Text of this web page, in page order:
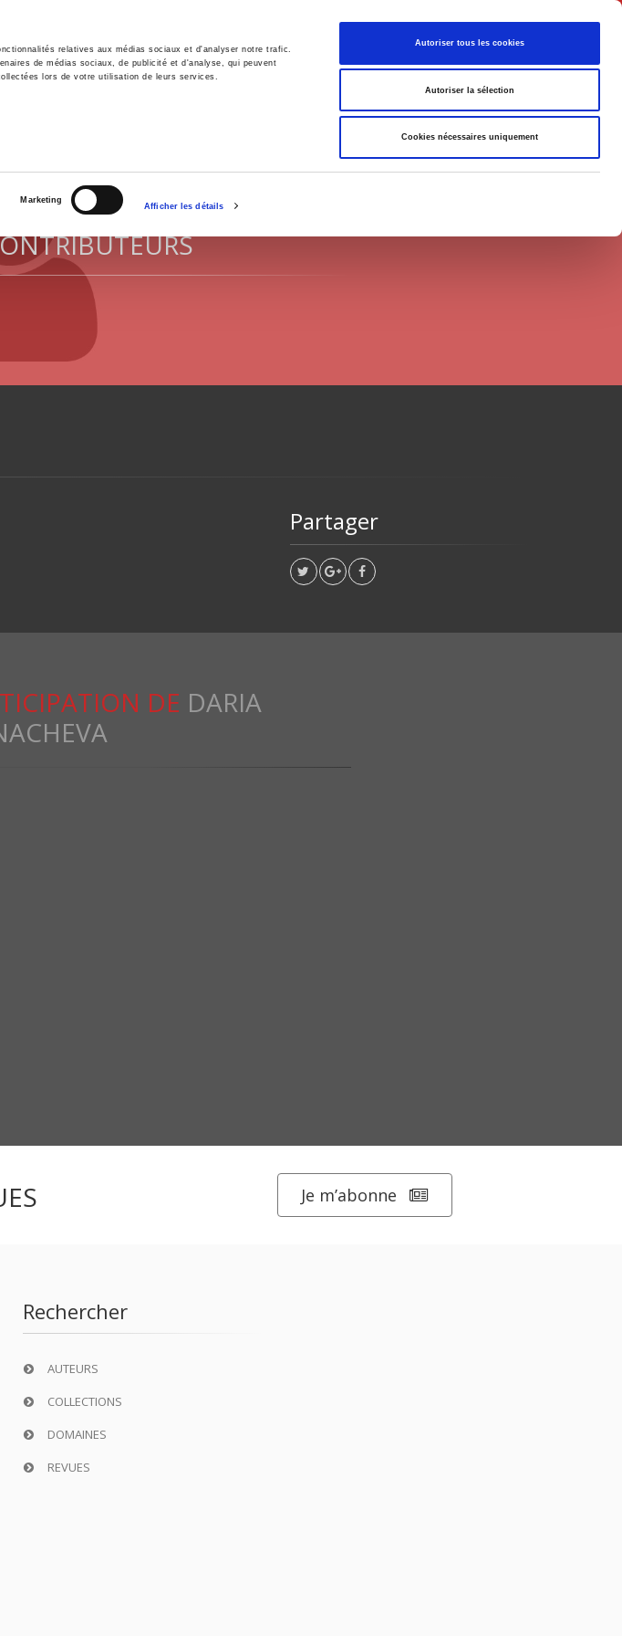
relatives aux médias sociaux et d'analyser notre trafic.
de médias sociaux, de publicité et d'analyse, qui peuvent
lors de votre utilisation de leurs services.
Marketing
Afficher les détails
Autoriser tous les cookies
Autoriser la sélection
Cookies nécessaires uniquement
Français
Histoire International
Partager
DE DARIA
Je m’abonne
Rechercher
AUTEURS
COLLECTIONS
DOMAINES
REVUES